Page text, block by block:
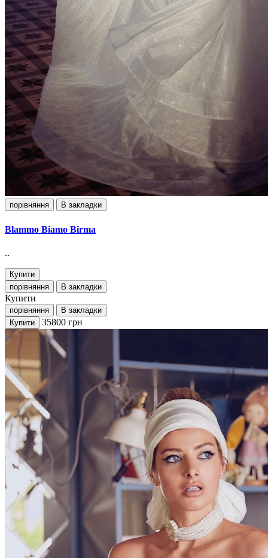
порівняння В закладки
Blammo Biamo Birma
..
Купити
порівняння
В закладки
Купити
порівняння
В закладки
Купити
35800 грн